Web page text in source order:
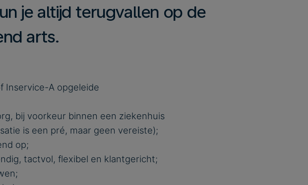
je altijd terugvallen op de
arts.
Inservice-A opgeleide
bij voorkeur binnen een ziekenhuis
is een pré, maar geen vereiste);
op;
tactvol, flexibel en klantgericht;